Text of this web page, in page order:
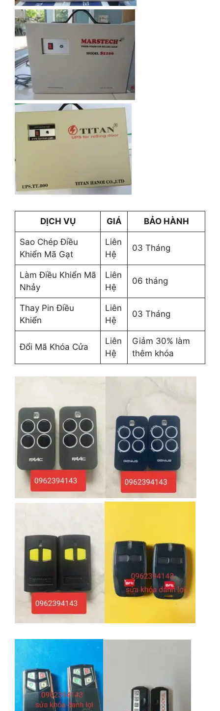
DỊCH VỤ GIÁ BẢO HÀNH
Sao Chép Điều
Khiển Mã Gạt
Liên
Hệ
03 Tháng
Làm Điều Khiển Mã
Nhảy
Liên
Hệ
06 tháng
Thay Pin Điều
Khiển
Liên
Hệ
03 Tháng
Đổi Mã Khóa Cửa
Liên
Hệ
Giảm 30% làm
thêm khóa